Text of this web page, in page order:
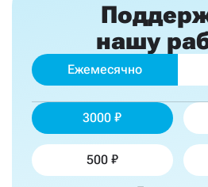
нашу
Ежемесячно
3000
500